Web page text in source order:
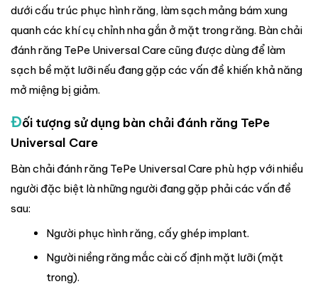
dưới cấu trúc phục hình răng, làm sạch mảng bám xung
quanh các khí cụ chỉnh nha gắn ở mặt trong răng. Bàn chải
đánh răng TePe Universal Care cũng được dùng để làm
sạch bề mặt lưỡi nếu đang gặp các vấn đề khiến khả năng
mở miệng bị giảm.
Đối tượng sử dụng bàn chải đánh răng TePe
Universal Care
Bàn chải đánh răng TePe Universal Care phù hợp với nhiều
người đặc biệt là những người đang gặp phải các vấn đề
sau:
Người phục hình răng, cấy ghép implant.
Người niềng răng mắc cài cố định mặt lưỡi (mặt
trong).